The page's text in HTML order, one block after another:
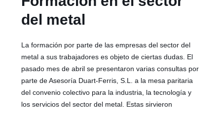
del metal
La formación por parte de las empresas del sector del
metal a sus trabajadores es objeto de ciertas dudas. El
pasado mes de abril se presentaron varias consultas por
parte de Asesoría Duart-Ferris, S.L. a la mesa paritaria
del convenio colectivo para la industria, la tecnología y
los servicios del sector del metal. Estas sirvieron